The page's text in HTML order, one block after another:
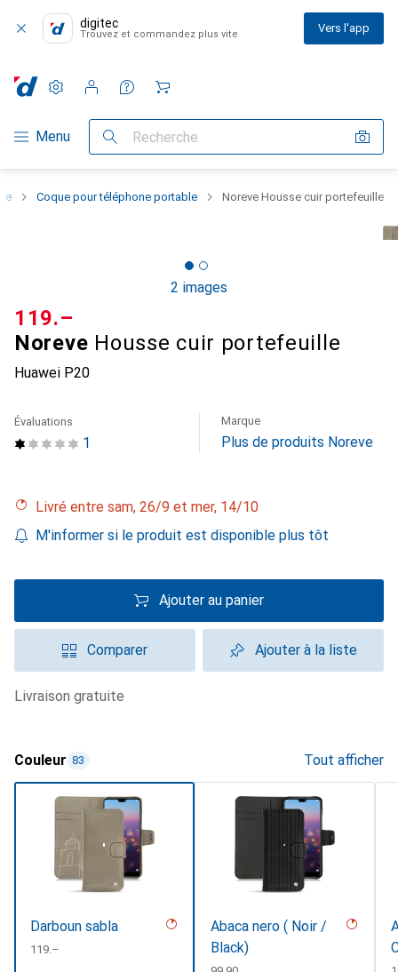
digitec
Trouvez et commandez plus vite Vers l'app
Navigation par catégorie
Menu Recherche
Paramètres
Compte client
Listes de comparaison
Listes d'envies
Panier
Coque pour téléphone portable Noreve Housse cuir portefeuille
2 images
Noreve Housse cuir portefeuille
Huawei P20
CHF
119.–
1
Évaluations Marque
Plus de produits Noreve
Livré entre sam, 26/9 et mer, 14/10
M'informer si le produit est disponible plus tôt
Ajouter au panier
Comparer Ajouter à la liste
livraison gratuite
Couleur 83 Tout afficher
Darboun sabla
CHF
119.–
Abaca nero ( Noir /
Black)